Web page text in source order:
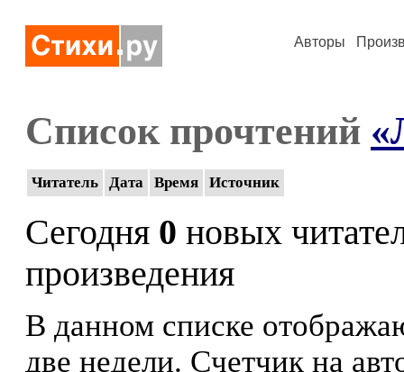
Авторы
Список прочтений
Читатель Дата Время Источник
Сегодня 0 новых
произведения
В данном списке
две недели. Счетчик на